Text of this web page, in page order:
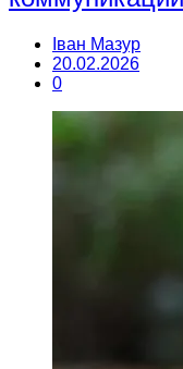
Іван Мазур
20.02.2026
0